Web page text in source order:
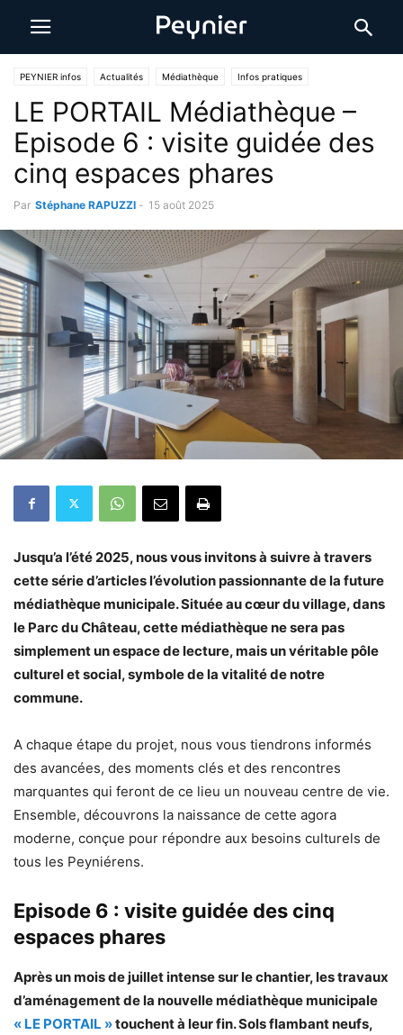
PEYNIER infos Actualités Médiathèque Infos pratiques
LE PORTAIL Médiathèque –
Episode 6 : visite guidée des
cinq espaces phares
Par Stéphane RAPUZZI - 15 août 2025
Jusqu’a l’été 2025, nous vous invitons à suivre à travers
cette série d’articles l’évolution passionnante de la future
médiathèque municipale. Située au cœur du village, dans
le Parc du Château, cette médiathèque ne sera pas
simplement un espace de lecture, mais un véritable pôle
culturel et social, symbole de la vitalité de notre
commune.
A chaque étape du projet, nous vous tiendrons informés
des avancées, des moments clés et des rencontres
marquantes qui feront de ce lieu un nouveau centre de vie.
Ensemble, découvrons la naissance de cette agora
moderne, conçue pour répondre aux besoins culturels de
tous les Peyniérens.
Episode 6 : visite guidée des cinq
espaces phares
Après un mois de juillet intense sur le chantier, les travaux
d’aménagement de la nouvelle médiathèque municipale
« LE PORTAIL »touchent à leur fin. Sols flambant neufs,